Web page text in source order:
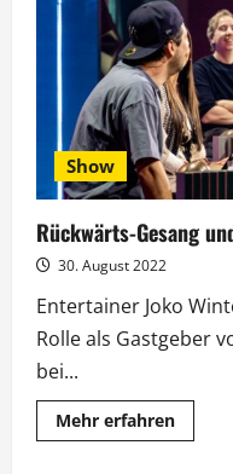
Show
Rückwärts-Gesang
30. August 2022
Entertainer Joko
Rolle als Gastgeber
bei...
Mehr erfahrenMehr